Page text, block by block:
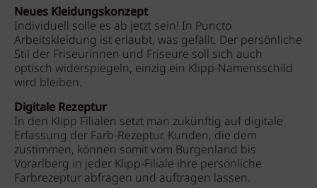
Neues Kleidungskonzept
Individuell solle es ab jetzt sein! In Puncto
Arbeitskleidung ist erlaubt, was gefällt. Der persönliche
Stil der Friseurinnen und Friseure soll sich auch
optisch widerspiegeln, einzig ein Klipp-Namensschild
wird bleiben.
Digitale Rezeptur
In den Klipp Filialen setzt man zukünftig auf digitale
Erfassung der Farb-Rezeptur. Kunden, die dem
zustimmen, können somit vom Burgenland bis
Vorarlberg in jeder Klipp-Filiale ihre persönliche
Farbrezeptur abfragen und auftragen lassen.